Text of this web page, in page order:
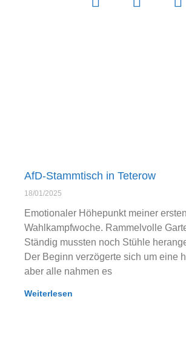
AfD-Stammtisch in Teterow
18/01/2025
Emotionaler Höhepunkt meiner ersten
Wahlkampfwoche. Rammelvolle
Ständig mussten noch Stühle
Der Beginn verzögerte sich um eine
aber alle nahmen es
Weiterlesen